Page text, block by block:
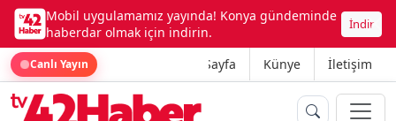
Mobil uygulamamız yayında! Konya gündeminde
haberdar olmak için indirin.
İndir
Canlı Yayın Ana Sayfa Künye İletişim